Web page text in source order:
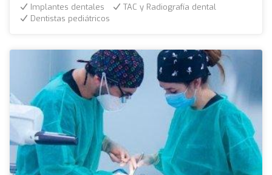
Implantes dentales
TAC y Radiografía dental
Dentistas pediátricos